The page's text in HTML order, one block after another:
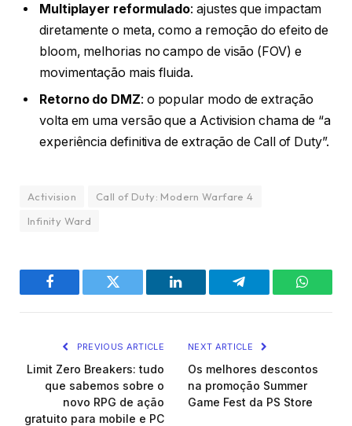
Multiplayer reformulado: ajustes que impactam
diretamente o meta, como a remoção do efeito de
bloom, melhorias no campo de visão (FOV) e
movimentação mais fluida.
Retorno do DMZ: o popular modo de extração
volta em uma versão que a Activision chama de “a
experiência definitiva de extração de Call of Duty”.
Activision
Call of Duty: Modern Warfare 4
Infinity Ward
Facebook Twitter LinkedIn Telegram
PREVIOUS ARTICLE
Limit Zero Breakers: tudo
que sabemos sobre o
novo RPG de ação
gratuito para mobile e PC
NEXT ARTICLE
Os melhores descontos
na promoção Summer
Game Fest da PS Store